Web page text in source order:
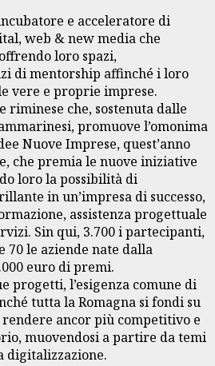
e acceleratore di
web & new media che
loro spazi,
di mentorship affinché i loro
vere e proprie imprese.
riminese che, sostenuta dalle
promuove l’omonima
Nuove Imprese, quest’anno
che premia le nuove iniziative
loro la possibilità di
in un’impresa di successo,
assistenza progettuale
Sin qui, 3.700 i partecipanti,
70 le aziende nate dalla
euro di premi.
progetti, l’esigenza comune di
tutta la Romagna si fondi su
ancor più competitivo e
muovendosi a partire da temi
digitalizzazione.